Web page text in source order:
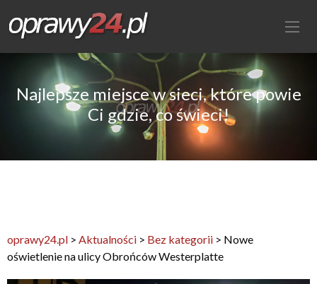
Najlepsze miejsce w sieci, które powie
Ci gdzie, co świeci!
oprawy24.pl > Aktualności > Bez kategorii > Nowe
oświetlenie na ulicy Obrońców Westerplatte